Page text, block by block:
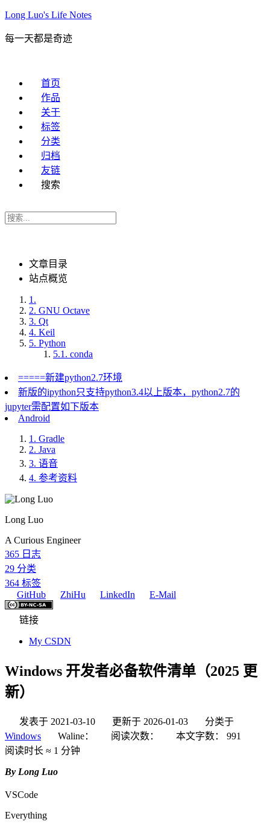
Long Luo's Life Notes
每一天都是奇迹
首页
作品
关于
标签
分类
归档
友链
搜索
文章目录
站点概览
1.
2. GNU Octave
3. Qt
4. Keil
5. Python
5.1. conda
=====新建python2.7环境
新版的ipython只支持python3.4以上版本，python2.7的
jupyter需配置如下版本
Android
1. Gradle
2. Java
3. 语音
4. 参考资料
Long Luo
A Curious Engineer
365 日志
29 分类
364 标签
GitHub
ZhiHu LinkedIn E-Mail
链接
My CSDN
Windows 开发者必备软件清单（2025 更
新）
发表于 2021-03-10 更新于 2026-01-03
分类于
Windows
Waline： 阅读次数： 本文字数：
991
阅读时长 ≈ 1 分钟
By Long Luo
VSCode
Everything